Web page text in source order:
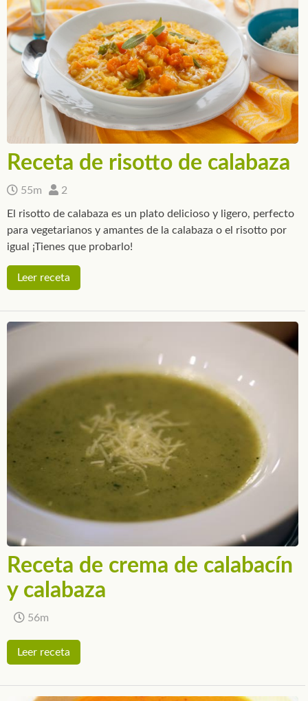
Receta de risotto de calabaza
55m 2
El risotto de calabaza es un plato delicioso y ligero, perfecto
para vegetarianos y amantes de la calabaza o el risotto por
igual ¡Tienes que probarlo!
Leer receta
Receta de crema de calabacín
y calabaza
56m
Leer receta